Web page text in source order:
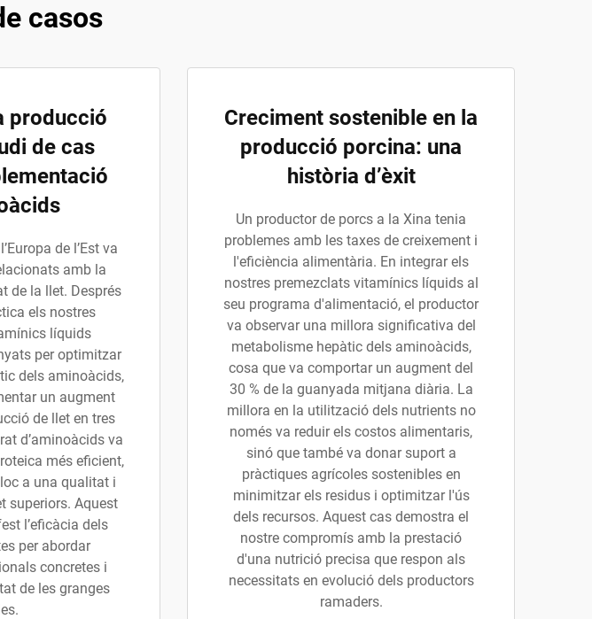
casos
producció
de cas
de l’Est va
amb la
de la llet. Després
els nostres
líquids
per optimitzar
dels aminoàcids,
un augment
de llet en tres
d’aminoàcids va
més eficient,
a una qualitat i
superiors. Aquest
l’eficàcia dels
per abordar
concretes i
de les granges
Creciment sostenible en la
producció porcina: una
història d’èxit
Un productor de porcs a la Xina tenia
problemes amb les taxes de creixement i
l'eficiència alimentària. En integrar els
nostres premezclats vitamínics líquids al
seu programa d'alimentació, el productor
va observar una millora significativa del
metabolisme hepàtic dels aminoàcids,
cosa que va comportar un augment del
30 % de la guanyada mitjana diària. La
millora en la utilització dels nutrients no
només va reduir els costos alimentaris,
sinó que també va donar suport a
pràctiques agrícoles sostenibles en
minimitzar els residus i optimitzar l'ús
dels recursos. Aquest cas demostra el
nostre compromís amb la prestació
d'una nutrició precisa que respon als
necessitats en evolució dels productors
ramaders.